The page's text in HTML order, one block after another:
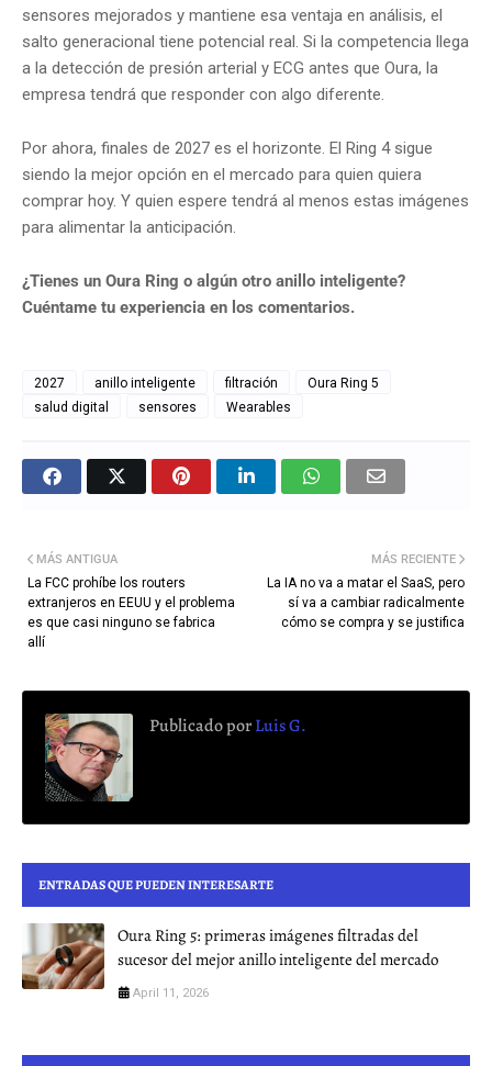
sensores mejorados y mantiene esa ventaja en análisis, el
salto generacional tiene potencial real. Si la competencia llega
a la detección de presión arterial y ECG antes que Oura, la
empresa tendrá que responder con algo diferente.
Por ahora, finales de 2027 es el horizonte. El Ring 4 sigue
siendo la mejor opción en el mercado para quien quiera
comprar hoy. Y quien espere tendrá al menos estas imágenes
para alimentar la anticipación.
¿Tienes un Oura Ring o algún otro anillo inteligente?
Cuéntame tu experiencia en los comentarios.
2027 anillo inteligente filtración
Oura Ring 5
salud digital
sensores Wearables
MÁS RECIENTE
La IA no va a matar el SaaS, pero
sí va a cambiar radicalmente
cómo se compra y se justifica
MÁS ANTIGUA
La FCC prohíbe los routers
extranjeros en EEUU y el problema
es que casi ninguno se fabrica
allí
Publicado porLuis G.
ENTRADAS QUE PUEDEN INTERESARTE
Oura Ring 5: primeras imágenes filtradas del
sucesor del mejor anillo inteligente del mercado
April 11, 2026